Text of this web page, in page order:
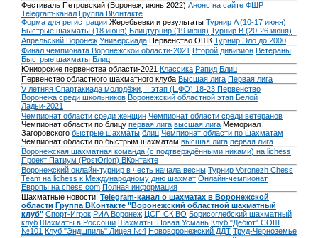
Фестиваль Петровский (Воронеж, июнь 2022) Анонс на сайте ФШР
Telegram-канал Группа ВКонтакте
Форма для регистрации Жеребьевки и результаты Турнир A (10-17 июня)
Быстрые шахматы (18 июня) Блицтурнир (19 июня) Турнир B (20-26 июня)
Апрельский Воронеж Универсиада Первенство ОШК Турнир Эло до 2000
Финал чемпионата Воронежской области-2021 Второй дивизион Ветераны
Быстрые шахматы Блиц
Юниорские первенства области-2021 Классика Рапид Блиц
Первенство областного шахматного клуба Высшая лига Первая лига
V летняя Спартакиада молодёжи, II этап (ЦФО) 18-23 Первенство
Воронежа среди школьников Воронежский областной этап Белой
Ладьи-2021
Чемпионат области среди женщин Чемпионат области среди ветеранов
Чемпионат области по блицу первая лига высшая лига Мемориал
Загоровского быстрые шахматы блиц Чемпионат области по шахматам
Чемпионат области по быстрым шахматам высшая лига первая лига
Воронежская шахматная команда (с подтверждёнными никами) на lichess
Проект Патиум (PostOrion) ВКонтакте
Воронежский онлайн-турнир в честь начала весны Турнир Voronezh Chess
Team на lichess к Международному дню шахмат Онлайн-чемпионат
Европы на chess.com Полная информация
Шахматные новости: Telegram-канал о шахматах в Воронежской
области Группа ВКонтакте "Воронежский областной шахматный
клуб" Спорт-Игрок РИА Воронеж ЦСП СК ВО Борисоглебский шахматный
клуб Шахматы в Россоши Шахматы. Новая Усмань Клуб "Дебют" СОШ
№101 Клуб "Эндшпиль" Лицея №4 Нововоронежский ДДТ Труд-Черноземье